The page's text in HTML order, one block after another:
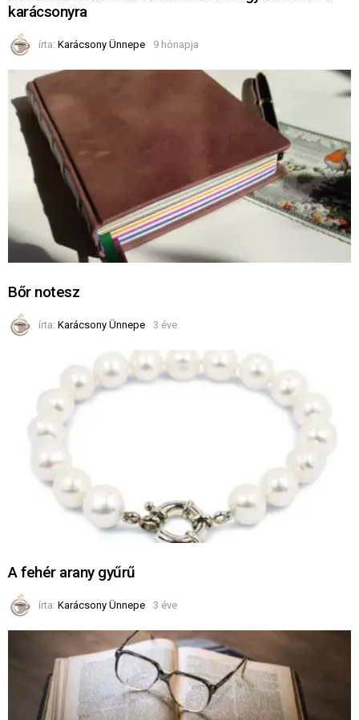
karácsonyra
írta: Karácsony Ünnepe 9 hónapja
Bőr notesz
írta: Karácsony Ünnepe 3 éve
A fehér arany gyűrű
írta: Karácsony Ünnepe 3 éve